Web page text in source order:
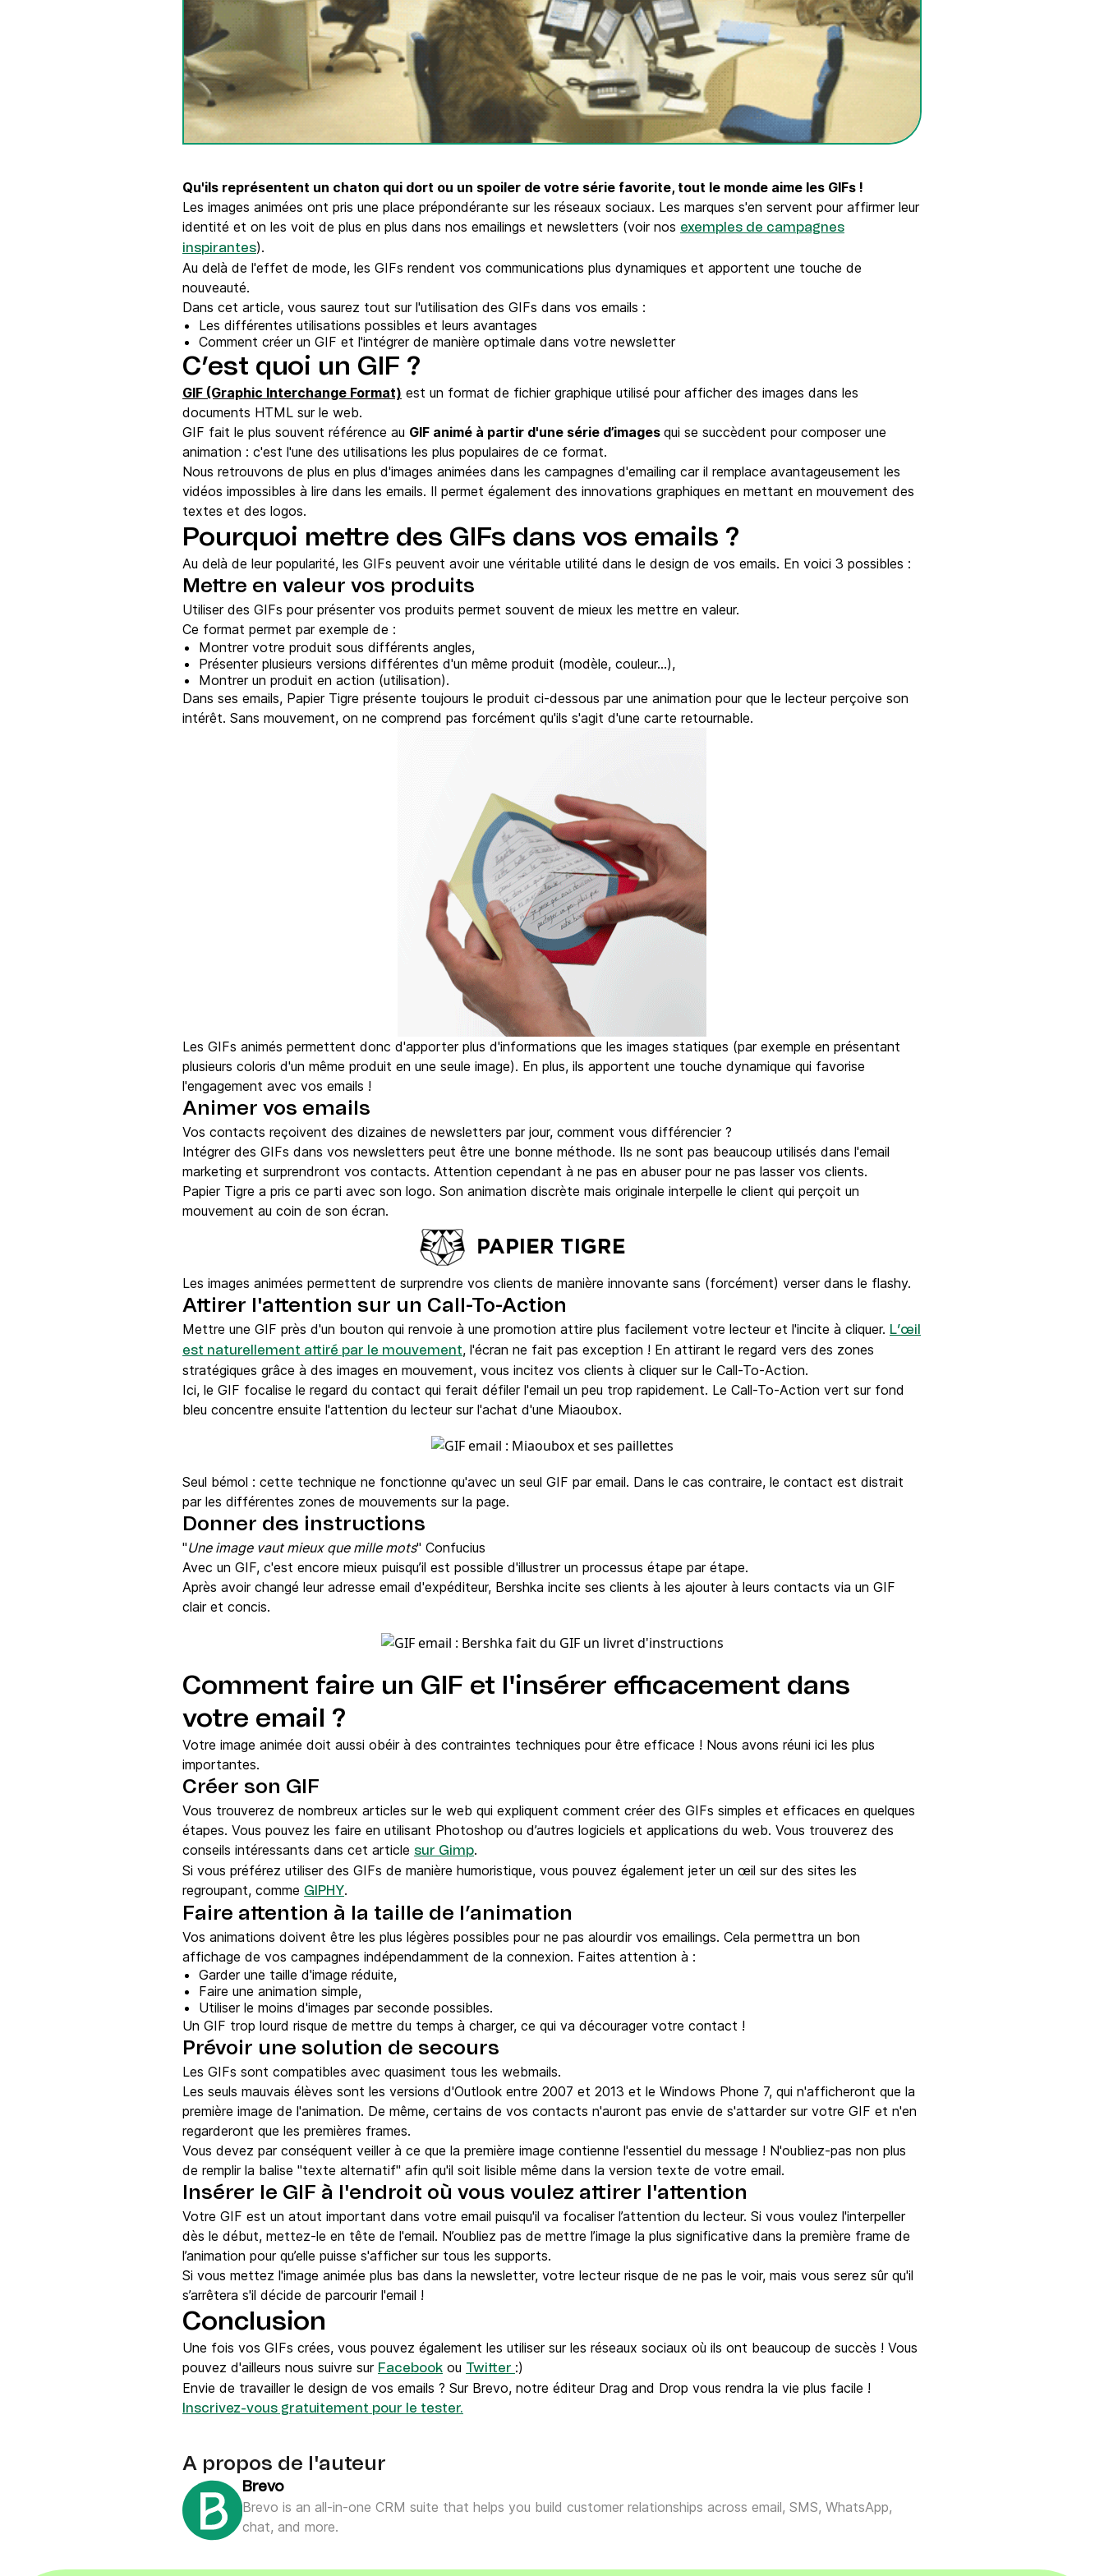
Intégrations
Connectez Brevo à plus de 150 outils numériques
comme Shopify, WordPress, Stripe, Zapier, etc.
Téléphone
Qu'ils représentent un chaton qui dort ou un spoiler de votre série favorite, tout le monde aime les GIFs !
Les images animées ont pris une place prépondérante sur les réseaux sociaux. Les marques s'en servent pour affirmer leur
identité et on les voit de plus en plus dans nos emailings et newsletters (voir nos exemples de campagnes
inspirantes).
Au delà de l'effet de mode, les GIFs rendent vos communications plus dynamiques et apportent une touche de
nouveauté.
Dans cet article, vous saurez tout sur l'utilisation des GIFs dans vos emails :
Les différentes utilisations possibles et leurs avantages
Comment créer un GIF et l'intégrer de manière optimale dans votre newsletter
C’est quoi un GIF ?
GIF (Graphic Interchange Format) est un format de fichier graphique utilisé pour afficher des images dans les
documents HTML sur le web.
GIF fait le plus souvent référence au GIF animé à partir d'une série d’images qui se succèdent pour composer une
animation : c'est l'une des utilisations les plus populaires de ce format.
Nous retrouvons de plus en plus d'images animées dans les campagnes d'emailing car il remplace avantageusement les
vidéos impossibles à lire dans les emails. Il permet également des innovations graphiques en mettant en mouvement des
textes et des logos.
Pourquoi mettre des GIFs dans vos emails ?
Au delà de leur popularité, les GIFs peuvent avoir une véritable utilité dans le design de vos emails. En voici 3 possibles :
Mettre en valeur vos produits
Utiliser des GIFs pour présenter vos produits permet souvent de mieux les mettre en valeur.
Ce format permet par exemple de :
Montrer votre produit sous différents angles,
Présenter plusieurs versions différentes d'un même produit (modèle, couleur...),
Montrer un produit en action (utilisation).
Dans ses emails, Papier Tigre présente toujours le produit ci-dessous par une animation pour que le lecteur perçoive son
intérêt. Sans mouvement, on ne comprend pas forcément qu'ils s'agit d'une carte retournable.
Les GIFs animés permettent donc d'apporter plus d'informations que les images statiques (par exemple en présentant
plusieurs coloris d'un même produit en une seule image). En plus, ils apportent une touche dynamique qui favorise
l'engagement avec vos emails !
Animer vos emails
Vos contacts reçoivent des dizaines de newsletters par jour, comment vous différencier ?
Intégrer des GIFs dans vos newsletters peut être une bonne méthode. Ils ne sont pas beaucoup utilisés dans l'email
marketing et surprendront vos contacts. Attention cependant à ne pas en abuser pour ne pas lasser vos clients.
Papier Tigre a pris ce parti avec son logo. Son animation discrète mais originale interpelle le client qui perçoit un
mouvement au coin de son écran.
Les images animées permettent de surprendre vos clients de manière innovante sans (forcément) verser dans le flashy.
Attirer l'attention sur un Call-To-Action
Mettre une GIF près d'un bouton qui renvoie à une promotion attire plus facilement votre lecteur et l'incite à cliquer. L’œil
est naturellement attiré par le mouvement, l'écran ne fait pas exception ! En attirant le regard vers des zones
stratégiques grâce à des images en mouvement, vous incitez vos clients à cliquer sur le Call-To-Action.
Ici, le GIF focalise le regard du contact qui ferait défiler l'email un peu trop rapidement. Le Call-To-Action vert sur fond
bleu concentre ensuite l'attention du lecteur sur l'achat d'une Miaoubox.
Seul bémol : cette technique ne fonctionne qu'avec un seul GIF par email. Dans le cas contraire, le contact est distrait
par les différentes zones de mouvements sur la page.
Donner des instructions
"Une image vaut mieux que mille mots" Confucius
Avec un GIF, c'est encore mieux puisqu’il est possible d'illustrer un processus étape par étape.
Après avoir changé leur adresse email d'expéditeur, Bershka incite ses clients à les ajouter à leurs contacts via un GIF
clair et concis.
Comment faire un GIF et l'insérer efficacement dans
votre email ?
Votre image animée doit aussi obéir à des contraintes techniques pour être efficace ! Nous avons réuni ici les plus
importantes.
Créer son GIF
Vous trouverez de nombreux articles sur le web qui expliquent comment créer des GIFs simples et efficaces en quelques
étapes. Vous pouvez les faire en utilisant Photoshop ou d’autres logiciels et applications du web. Vous trouverez des
conseils intéressants dans cet article sur Gimp.
Si vous préférez utiliser des GIFs de manière humoristique, vous pouvez également jeter un œil sur des sites les
regroupant, comme GIPHY.
Faire attention à la taille de l’animation
Vos animations doivent être les plus légères possibles pour ne pas alourdir vos emailings. Cela permettra un bon
affichage de vos campagnes indépendamment de la connexion. Faites attention à :
Garder une taille d'image réduite,
Faire une animation simple,
Utiliser le moins d'images par seconde possibles.
Un GIF trop lourd risque de mettre du temps à charger, ce qui va décourager votre contact !
Prévoir une solution de secours
Les GIFs sont compatibles avec quasiment tous les webmails.
Les seuls mauvais élèves sont les versions d'Outlook entre 2007 et 2013 et le Windows Phone 7, qui n'afficheront que la
première image de l'animation. De même, certains de vos contacts n'auront pas envie de s'attarder sur votre GIF et n'en
regarderont que les premières frames.
Vous devez par conséquent veiller à ce que la première image contienne l'essentiel du message ! N'oubliez-pas non plus
de remplir la balise "texte alternatif" afin qu'il soit lisible même dans la version texte de votre email.
Insérer le GIF à l'endroit où vous voulez attirer l'attention
Votre GIF est un atout important dans votre email puisqu'il va focaliser l’attention du lecteur. Si vous voulez l'interpeller
dès le début, mettez-le en tête de l'email. N’oubliez pas de mettre l’image la plus significative dans la première frame de
l’animation pour qu’elle puisse s'afficher sur tous les supports.
Si vous mettez l'image animée plus bas dans la newsletter, votre lecteur risque de ne pas le voir, mais vous serez sûr qu'il
s’arrêtera s'il décide de parcourir l'email !
Conclusion
Une fois vos GIFs crées, vous pouvez également les utiliser sur les réseaux sociaux où ils ont beaucoup de succès ! Vous
pouvez d'ailleurs nous suivre sur Facebook ou Twitter :)
Envie de travailler le design de vos emails ? Sur Brevo, notre éditeur Drag and Drop vous rendra la vie plus facile !
Inscrivez-vous gratuitement pour le tester.
A propos de l'auteur
Brevo
Brevo is an all-in-one CRM suite that helps you build customer relationships across email, SMS, WhatsApp,
chat, and more.